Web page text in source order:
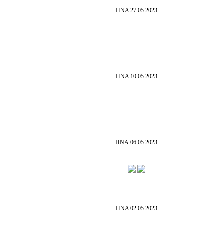
HNA 27.05.2023
HNA 10.05.2023
HNA.06.05.2023
HNA 02.05.2023